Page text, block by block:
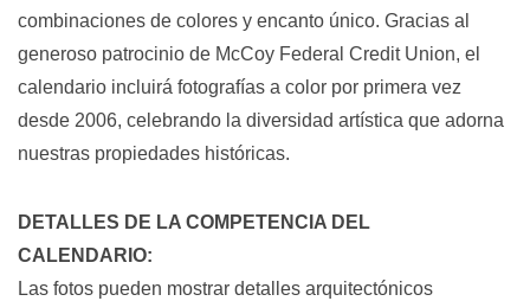
combinaciones de colores y encanto único. Gracias al
generoso patrocinio de McCoy Federal Credit Union, el
calendario incluirá fotografías a color por primera vez
desde 2006, celebrando la diversidad artística que adorna
nuestras propiedades históricas.
DETALLES DE LA COMPETENCIA DEL
CALENDARIO:
Las fotos pueden mostrar detalles arquitectónicos